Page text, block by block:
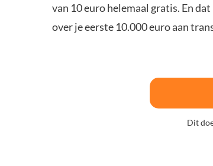
van 10 euro helemaal gratis. En
over je eerste 10.000 euro aan
Dit